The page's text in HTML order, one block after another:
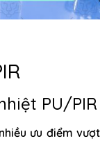
PU/PIR
ưu điểm vượt